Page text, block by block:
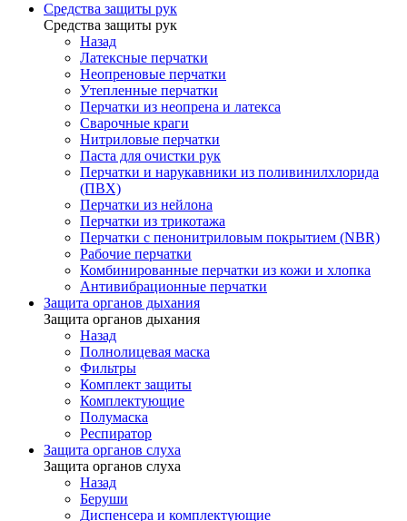
Средства защиты рук
Средства защиты рук
Назад
Латексные перчатки
Неопреновые перчатки
Утепленные перчатки
Перчатки из неопрена и латекса
Сварочные краги
Нитриловые перчатки
Паста для очистки рук
Перчатки и нарукавники из поливинилхлорида
(ПВХ)
Перчатки из нейлона
Перчатки из трикотажа
Перчатки с пенонитриловым покрытием (NBR)
Рабочие перчатки
Комбинированные перчатки из кожи и хлопка
Антивибрационные перчатки
Защита органов дыхания
Защита органов дыхания
Назад
Полнолицевая маска
Фильтры
Комплект защиты
Комплектующие
Полумаска
Респиратор
Защита органов слуха
Защита органов слуха
Назад
Беруши
Диспенсера и комплектующие